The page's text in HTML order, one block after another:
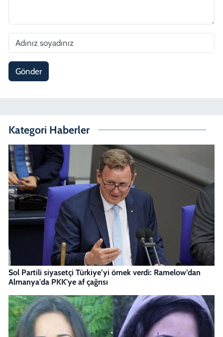
Gönder
Kategori Haberler
Sol Partili siyasetçi Türkiye’yi örnek verdi: Ramelow’dan
Almanya'da PKK'ye af çağrısı